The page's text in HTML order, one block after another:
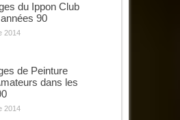
du Ippon Club
90
2014
de Peinture
dans les
2014